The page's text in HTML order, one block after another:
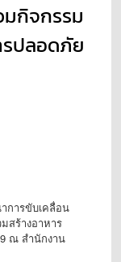
กิจกรรม
รปลอดภัย
การขับเคลื่อน
สร้างอาหาร
ณ สำนักงาน